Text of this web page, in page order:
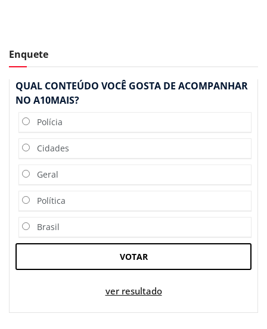
Enquete
QUAL CONTEÚDO VOCÊ GOSTA DE ACOMPANHAR
NO A10MAIS?
Polícia
Cidades
Geral
Política
Brasil
VOTAR
ver resultado